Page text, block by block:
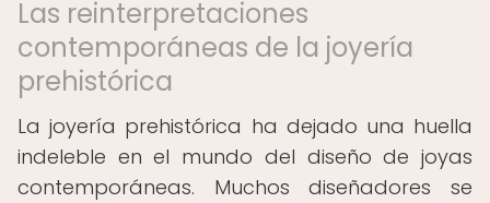
Las reinterpretaciones
contemporáneas de la joyería
prehistórica
La joyería prehistórica ha dejado una huella
indeleble en el mundo del diseño de joyas
contemporáneas. Muchos diseñadores se